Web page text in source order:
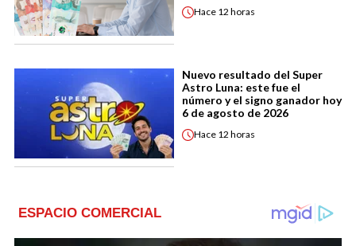
Hace 12 horas
Nuevo resultado del Super
Astro Luna: este fue el
número y el signo ganador hoy
6 de agosto de 2026
Hace 12 horas